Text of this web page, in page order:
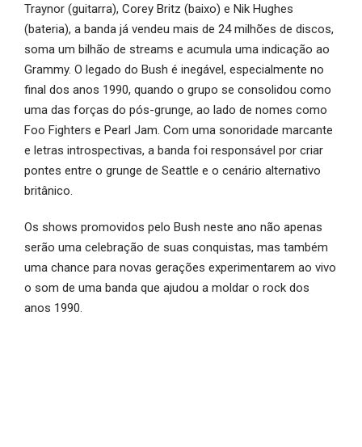
Traynor (guitarra), Corey Britz (baixo) e Nik Hughes
(bateria), a banda já vendeu mais de 24 milhões de discos,
soma um bilhão de streams e acumula uma indicação ao
Grammy. O legado do Bush é inegável, especialmente no
final dos anos 1990, quando o grupo se consolidou como
uma das forças do pós-grunge, ao lado de nomes como
Foo Fighters e Pearl Jam. Com uma sonoridade marcante
e letras introspectivas, a banda foi responsável por criar
pontes entre o grunge de Seattle e o cenário alternativo
britânico.
Os shows promovidos pelo Bush neste ano não apenas
serão uma celebração de suas conquistas, mas também
uma chance para novas gerações experimentarem ao vivo
o som de uma banda que ajudou a moldar o rock dos
anos 1990.